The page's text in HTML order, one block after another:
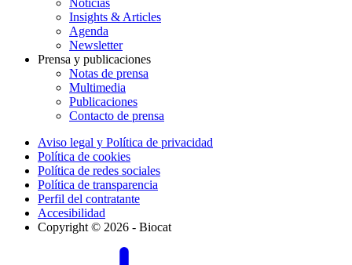
Noticias
Insights & Articles
Agenda
Newsletter
Prensa y publicaciones
Notas de prensa
Multimedia
Publicaciones
Contacto de prensa
Aviso legal y Política de privacidad
Política de cookies
Política de redes sociales
Política de transparencia
Perfil del contratante
Accesibilidad
Copyright © 2026 - Biocat